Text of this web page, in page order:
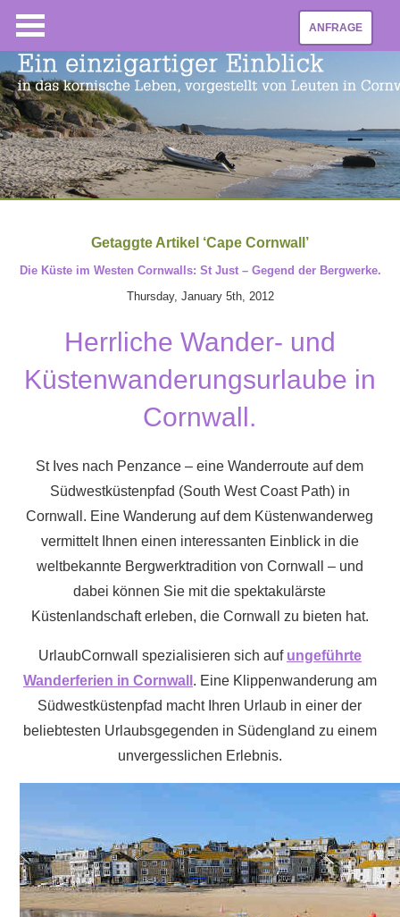
ANFRAGE
Getaggte Artikel ‘Cape Cornwall’
Die Küste im Westen Cornwalls: St Just – Gegend der Bergwerke.
Thursday, January 5th, 2012
Herrliche Wander- und
Küstenwanderungsurlaube in
Cornwall.
St Ives nach Penzance – eine Wanderroute auf dem
Südwestküstenpfad (South West Coast Path) in
Cornwall. Eine Wanderung auf dem Küstenwanderweg
vermittelt Ihnen einen interessanten Einblick in die
weltbekannte Bergwerktradition von Cornwall – und
dabei können Sie mit die spektakulärste
Küstenlandschaft erleben, die Cornwall zu bieten hat.
UrlaubCornwall spezialisieren sich auf ungeführte
Wanderferien in Cornwall . Eine Klippenwanderung am
Südwestküstenpfad macht Ihren Urlaub in einer der
beliebtesten Urlaubsgegenden in Südengland zu einem
unvergesslichen Erlebnis.